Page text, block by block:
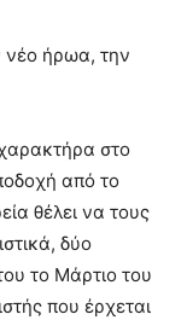
νέο ήρωα, την
στο
από το
θέλει να τους
δύο
το Μάρτιο του
που έρχεται